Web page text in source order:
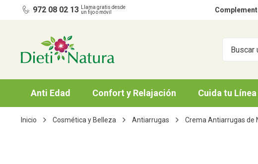
Ir al contenido972 08 02 13
Llama gratis desde
un fijo o móvil
Anti Edad Confort y Relajación Cuida tu Línea
Inicio Cosmética y Belleza Antiarrugas Crema Antiarrugas de